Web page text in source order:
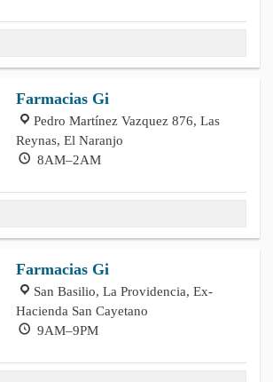
Farmacias Gi
Pedro Martínez Vazquez 876, Las
Reynas, El Naranjo
8AM–2AM
Farmacias Gi
San Basilio, La Providencia, Ex-
Hacienda San Cayetano
9AM–9PM